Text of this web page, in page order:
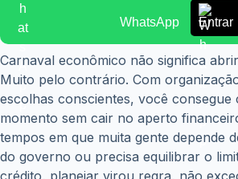
WhatsApp Entrar
Carnaval econômico não significa
Muito pelo contrário. Com
escolhas conscientes, você consegue
momento sem cair no aperto
tempos em que muita gente depende
do governo ou precisa equilibrar o